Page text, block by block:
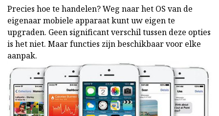
Precies hoe te handelen? Weg naar het OS van de
eigenaar mobiele apparaat kunt uw eigen te
upgraden. Geen significant verschil tussen deze opties
is het niet. Maar functies zijn beschikbaar voor elke
aanpak.